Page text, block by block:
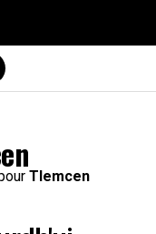
Tlemcen